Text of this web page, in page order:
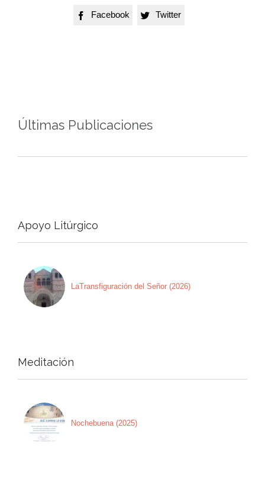
 Facebook  Twitter
Últimas Publicaciones
Apoyo Litúrgico
LaTransfiguración del Señor (2026)
Meditación
Nochebuena (2025)